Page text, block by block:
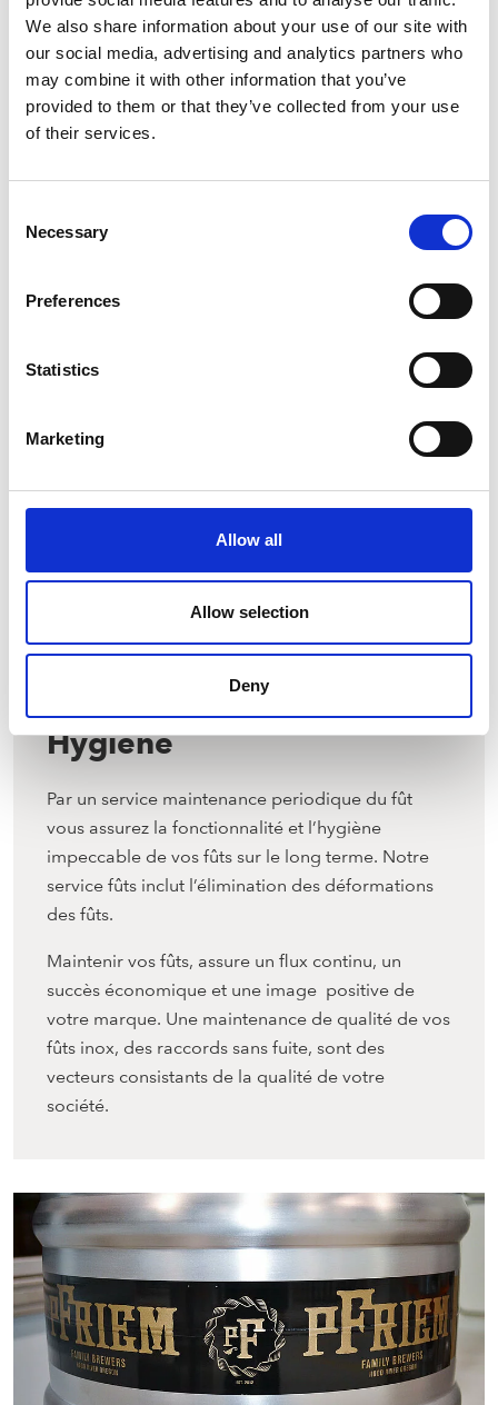
We also share information about your use of our site with
our social media, advertising and analytics partners who
may combine it with other information that you’ve
provided to them or that they’ve collected from your use
of their services.
Selection
Necessary
Preferences
Statistics
Marketing
Allow all
Allow selection
Deny
Association, nous pratiquons une sensibilisation à
la supériorité d’un système de réutilisation
(circulaire) par rapport à un système de
recyclage, qui ne fonctionne que dans certaines
conditions et avec une importante consommation
réutilisés pendant plus de 30 ans et suivent un
emballage est réutilisé et contribue ainsi à une
Hygiène
Par un service maintenance periodique du fût
vous assurez la fonctionnalité et l’hygiène
impeccable de vos fûts sur le long terme. Notre
service fûts inclut l’élimination des déformations
des fûts.
Maintenir vos fûts, assure un flux continu, un
succès économique et une image positive de
votre marque. Une maintenance de qualité de vos
fûts inox, des raccords sans fuite, sont des
vecteurs consistants de la qualité de votre
société.